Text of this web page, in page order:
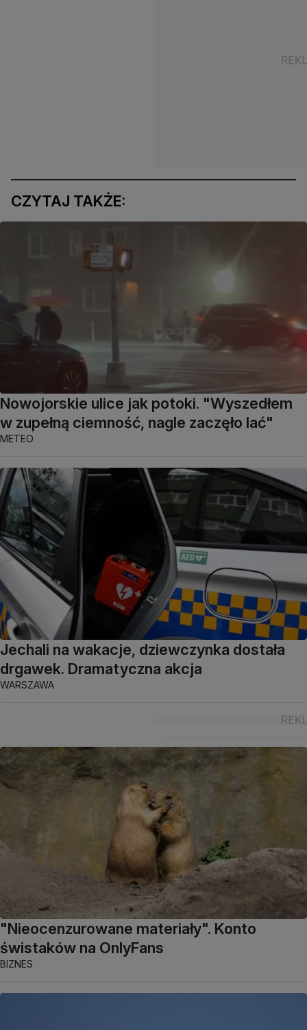
CZYTAJ TAKŻE:
Nowojorskie ulice jak potoki. "Wyszedłem
w zupełną ciemność, nagle zaczęło lać"
METEO
Jechali na wakacje, dziewczynka dostała
drgawek. Dramatyczna akcja
WARSZAWA
"Nieocenzurowane materiały". Konto
świstaków na OnlyFans
BIZNES